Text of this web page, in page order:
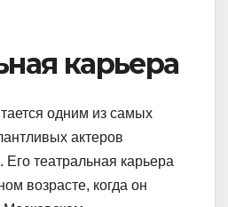
карьера
одним из самых
актеров
Его театральная карьера
возрасте, когда он